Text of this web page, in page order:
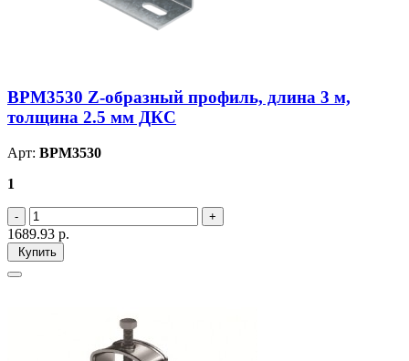
BPM3530 Z-образный профиль, длина 3 м,
толщина 2.5 мм ДКС
Арт: BPM3530
1
1689.93 р.
Купить